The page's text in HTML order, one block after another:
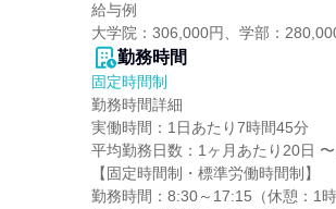
給与例
大学院：306,000円、学部：
勤務時間
固定時間制
勤務時間詳細
実働時間：1日あたり7時間45分
平均勤務日数：1ヶ月あたり20日
【固定時間制・標準労働時間制】
勤務時間：8:30～17:15（休憩：1時